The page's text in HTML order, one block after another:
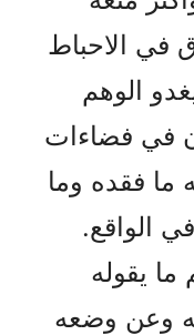
في الاحباط
الوهم
في فضاءات
ما فقده وما
الواقع.
ما يقوله
وعن وضعه